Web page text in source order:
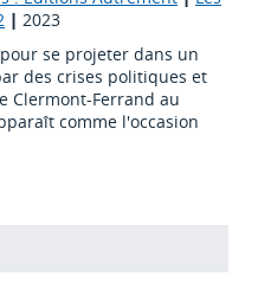
| 2023
se projeter dans un
des crises politiques et
Clermont-Ferrand au
comme l'occasion